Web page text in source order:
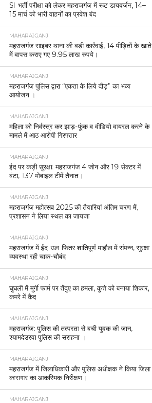
SI भर्ती परीक्षा को लेकर महराजगंज में रूट डायवर्जन, 14–
15 मार्च को भारी वाहनों का प्रवेश बंद
MAHARAJGANJ
महराजगंज साइबर थाना की बड़ी कार्रवाई, 14 पीड़ितों के खाते
में वापस कराए गए 9.95 लाख रुपये।
MAHARAJGANJ
महराजगंज पुलिस द्वारा “एकता के लिये दौड़” का भव्य
आयोजन ।
MAHARAJGANJ
महिला को निर्वस्त्र कर झाड़-फूंक व वीडियो वायरल करने के
मामले में आठ आरोपी गिरफ्तार
MAHARAJGANJ
ईद पर कड़ी सुरक्षा: महराजगंज 4 जोन और 19 सेक्टर में
बंटा, 137 मोबाइल टीमें तैनात।
MAHARAJGANJ
महराजगंज महोत्सव 2025 की तैयारियां अंतिम चरण में,
प्रशासन ने लिया स्थल का जायजा
MAHARAJGANJ
महराजगंज में ईद-उल-फितर शांतिपूर्ण माहौल में संपन्न, सुरक्षा
व्यवस्था रही चाक-चौबंद
MAHARAJGANJ
घुघली में मुर्गी फार्म पर तेंदुए का हमला, कुत्ते को बनाया शिकार,
कमरे में कैद
MAHARAJGANJ
महराजगंज: पुलिस की तत्परता से बची युवक की जान,
श्यामदेउरवा पुलिस की सराहना ।
MAHARAJGANJ
महराजगंज में जिलाधिकारी और पुलिस अधीक्षक ने किया जिला
कारागार का आकस्मिक निरीक्षण।
MAHARAJGANJ